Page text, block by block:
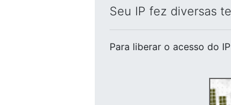
Seu IP fez diversas
Para liberar o acesso do IP